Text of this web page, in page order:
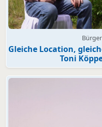
Gleiche Location,
Toni